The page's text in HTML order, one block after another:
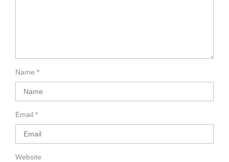
Name *
Email *
Website